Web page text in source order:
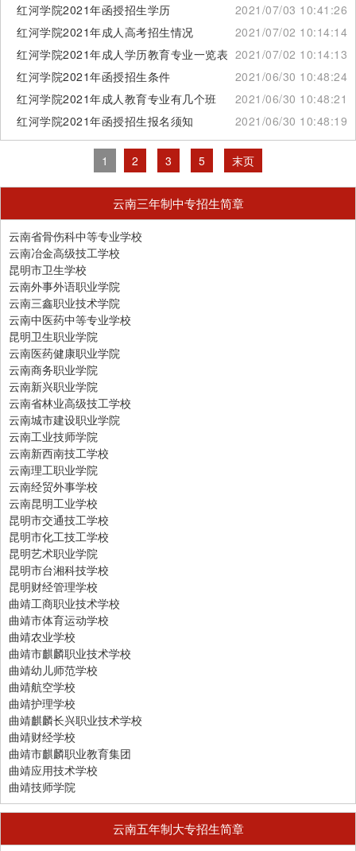
红河学院2021年函授招生学历
2021/07/03 10:41:26
红河学院2021年成人高考招生情况
2021/07/02 10:14:14
红河学院2021年成人学历教育专业一览表 2021/07/02 10:14:13
红河学院2021年函授招生条件
2021/06/30 10:48:24
红河学院2021年成人教育专业有几个班
2021/06/30 10:48:21
红河学院2021年函授招生报名须知
2021/06/30 10:48:19
1 2 3 5 末页
云南三年制中专招生简章
云南省骨伤科中等专业学校
云南冶金高级技工学校
昆明市卫生学校
云南外事外语职业学院
云南三鑫职业技术学院
云南中医药中等专业学校
昆明卫生职业学院
云南医药健康职业学院
云南商务职业学院
云南新兴职业学院
云南省林业高级技工学校
云南城市建设职业学院
云南工业技师学院
云南新西南技工学校
云南理工职业学院
云南经贸外事学校
云南昆明工业学校
昆明市交通技工学校
昆明市化工技工学校
昆明艺术职业学院
昆明市台湘科技学校
昆明财经管理学校
曲靖工商职业技术学校
曲靖市体育运动学校
曲靖农业学校
曲靖市麒麟职业技术学校
曲靖幼儿师范学校
曲靖航空学校
曲靖护理学校
曲靖麒麟长兴职业技术学校
曲靖财经学校
曲靖市麒麟职业教育集团
曲靖应用技术学校
曲靖技师学院
云南五年制大专招生简章